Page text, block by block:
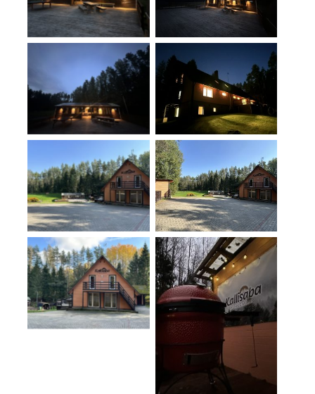
No Caption No Caption
No Caption No Caption
No Caption
No Caption